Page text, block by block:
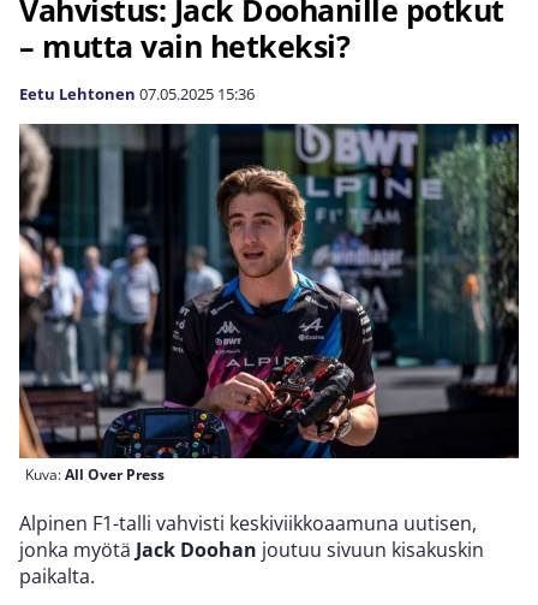
Vahvistus: Jack Doohanille potkut
– mutta vain hetkeksi?
Eetu Lehtonen 07.05.2025 15:36
Kuva:All Over Press
Alpinen F1-talli vahvisti keskiviikkoaamuna uutisen,
jonka myötä Jack Doohan joutuu sivuun kisakuskin
paikalta.